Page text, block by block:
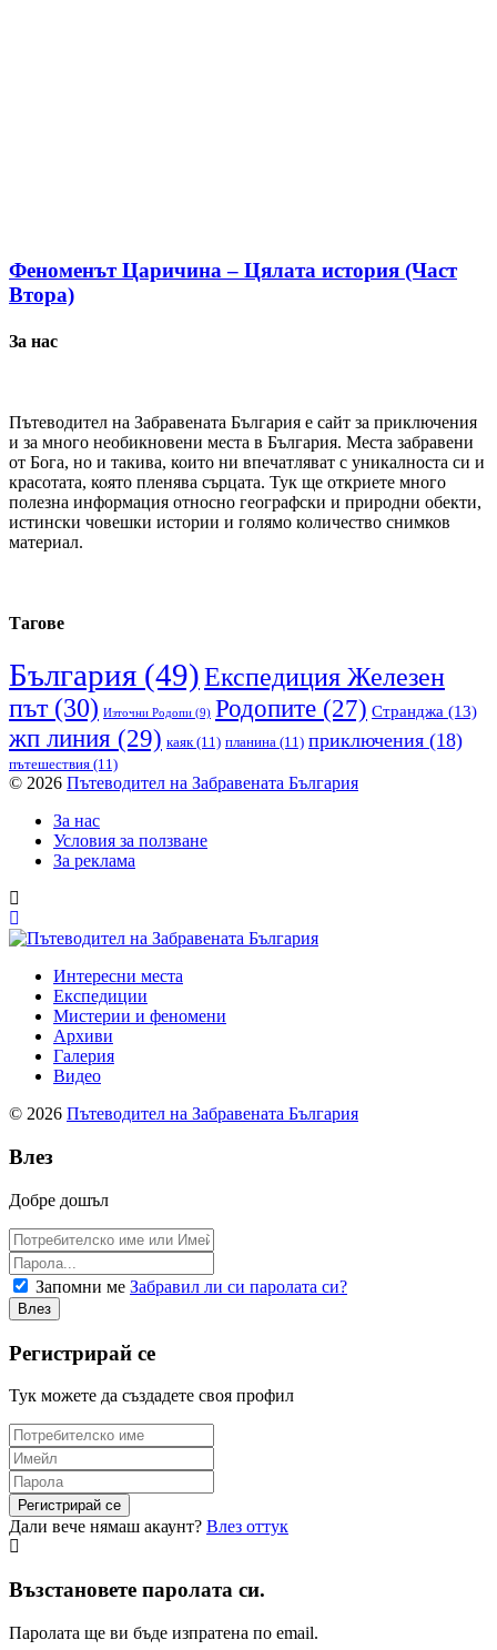
Феноменът Царичина – Цялата история (Част
Втора)
За нас
Пътеводител на Забравената България е сайт за приключения
и за много необикновени места в България. Места забравени
от Бога, но и такива, които ни впечатляват с уникалноста си и
красотата, която пленява сърцата. Тук ще откриете много
полезна информация относно географски и природни обекти,
истински човешки истории и голямо количество снимков
материал.
Тагове
България (49)Експедиция Железен
път(30) Източни Родопи (9) Родопите (27) Странджа (13)
жп линия (29) каяк(11) планина (11) приключения (18)
пътешествия (11)
© 2026 Пътеводител на Забравената България
За нас
Условия за ползване
За реклама
Интересни места
Експедиции
Мистерии и феномени
Архиви
Галерия
Видео
© 2026 Пътеводител на Забравената България
Влез
Добре дошъл
Запомни ме Забравил ли си паролата си?
Регистрирай се
Тук можете да създадете своя профил
Дали вече нямаш акаунт? Влез оттук
Възстановете паролата си.
Паролата ще ви бъде изпратена по email.